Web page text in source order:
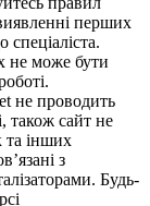
перших
спеціаліста.
не може бути
не проводить
також сайт не
та інших
з
Будь-